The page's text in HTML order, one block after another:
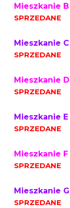
Mieszkanie B
SPRZEDANE
Mieszkanie C
SPRZEDANE
Mieszkanie D
SPRZEDANE
Mieszkanie E
SPRZEDANE
Mieszkanie F
SPRZEDANE
Mieszkanie G
SPRZEDANE